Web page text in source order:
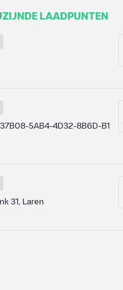
LAADPUNTEN
5AB4-4D32-8B6D-B1
31, Laren